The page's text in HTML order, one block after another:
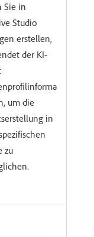
Sie in
Studio
erstellen,
der KI-
um die
in
zu